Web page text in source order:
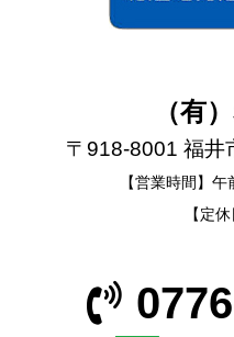
（有
〒918-8001 福井
【営業時間】
【定